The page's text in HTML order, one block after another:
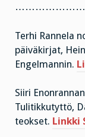
Terhi Rannela
päiväkirjat,
Engelmannin.
Siiri
Tulitikkutyttö,
teokset. Linkki